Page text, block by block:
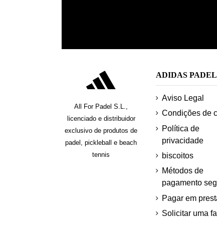
All For Padel S.L.,
licenciado e distribuidor
exclusivo de produtos de
padel, pickleball e beach
tennis
ADIDAS PADEL
Aviso Legal
Condições de
Política de
privacidade
biscoitos
Métodos de
pagamento
Pagar em
Solicitar uma